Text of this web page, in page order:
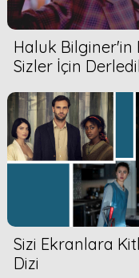
Haluk Bilginer'in
Sizler İçin
Sizi Ekranlara
Dizi